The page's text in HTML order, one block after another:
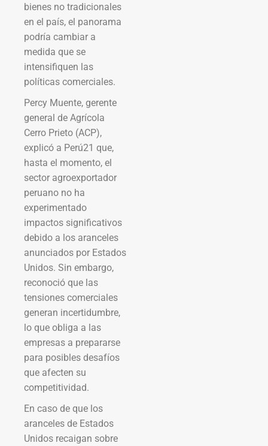
bienes no tradicionales
en el país, el panorama
podría cambiar a
medida que se
intensifiquen las
políticas comerciales.
Percy Muente, gerente
general de Agrícola
Cerro Prieto (ACP),
explicó a Perú21 que,
hasta el momento, el
sector agroexportador
peruano no ha
experimentado
impactos significativos
debido a los aranceles
anunciados por Estados
Unidos. Sin embargo,
reconoció que las
tensiones comerciales
generan incertidumbre,
lo que obliga a las
empresas a prepararse
para posibles desafíos
que afecten su
competitividad.
En caso de que los
aranceles de Estados
Unidos recaigan sobre